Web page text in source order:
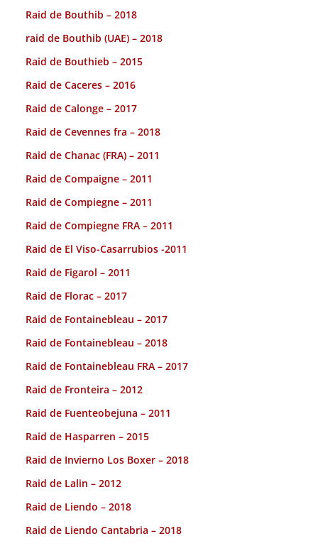
Raid de Bouthib – 2018
raid de Bouthib (UAE) – 2018
Raid de Bouthieb – 2015
Raid de Caceres – 2016
Raid de Calonge – 2017
Raid de Cevennes fra – 2018
Raid de Chanac (FRA) – 2011
Raid de Compaigne – 2011
Raid de Compiegne – 2011
Raid de Compiegne FRA – 2011
Raid de El Viso-Casarrubios -2011
Raid de Figarol – 2011
Raid de Florac – 2017
Raid de Fontainebleau – 2017
Raid de Fontainebleau – 2018
Raid de Fontainebleau FRA – 2017
Raid de Fronteira – 2012
Raid de Fuenteobejuna – 2011
Raid de Hasparren – 2015
Raid de Invierno Los Boxer – 2018
Raid de Lalin – 2012
Raid de Liendo – 2018
Raid de Liendo Cantabria – 2018